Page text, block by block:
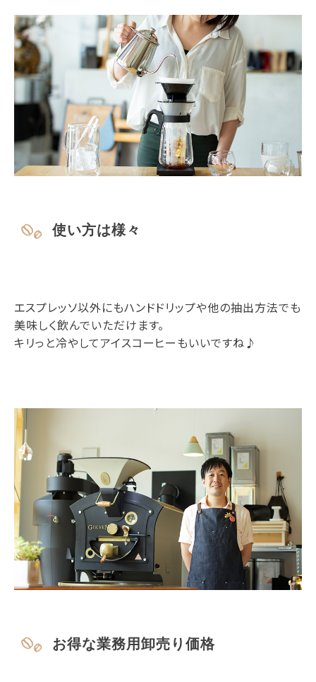
使い方は様々
エスプレッソ以外にもハンドドリップや他の抽出方法でも
美味しく飲んでいただけます。
キリっと冷やしてアイスコーヒーもいいですね♪
お得な業務用卸売り価格